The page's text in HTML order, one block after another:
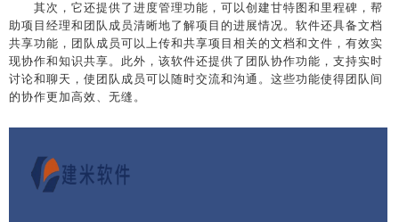
其次，它还提供了进度管理功能，可以创建甘特图和里程碑，帮
助项目经理和团队成员清晰地了解项目的进展情况。软件还具备文档
共享功能，团队成员可以上传和共享项目相关的文档和文件，有效实
现协作和知识共享。此外，该软件还提供了团队协作功能，支持实时
讨论和聊天，使团队成员可以随时交流和沟通。这些功能使得团队间
的协作更加高效、无缝。